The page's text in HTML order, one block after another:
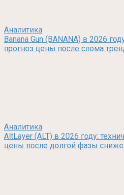
Аналитика
Banana Gun (BANANA) в 2026
прогноз цены после слома
Аналитика
AltLayer (ALT) в 2026 году:
цены после долгой фазы